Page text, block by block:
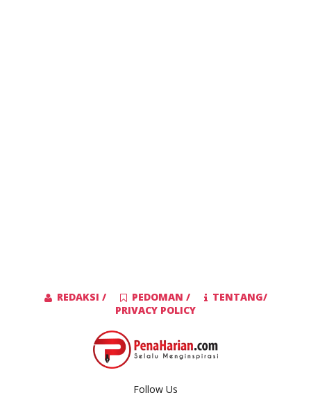
REDAKSI / PEDOMAN /
TENTANG/
PRIVACY POLICY
Follow Us